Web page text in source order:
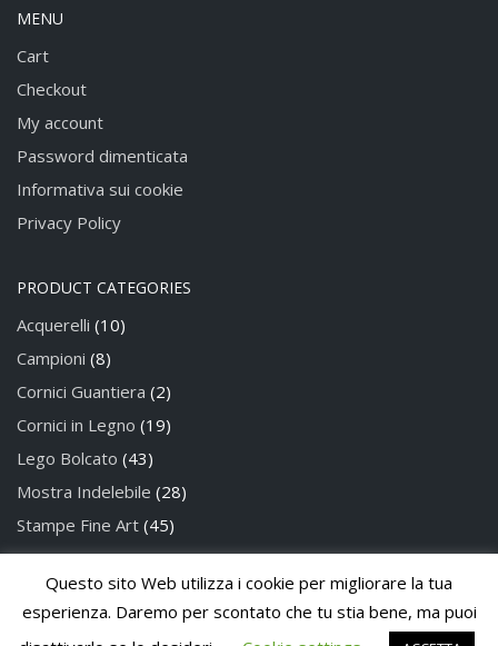
MENU
Cart
Checkout
My account
Password dimenticata
Informativa sui cookie
Privacy Policy
PRODUCT CATEGORIES
Acquerelli (10)
Campioni (8)
Cornici Guantiera (2)
Cornici in Legno (19)
Lego Bolcato (43)
Mostra Indelebile (28)
Stampe Fine Art (45)
Questo sito Web utilizza i cookie per migliorare la tua
esperienza. Daremo per scontato che tu stia bene, ma puoi